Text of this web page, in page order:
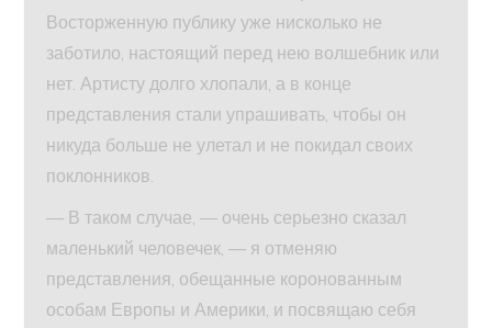
Восторженную публику уже нисколько не
заботило, настоящий перед нею волшебник или
нет. Артисту долго хлопали, а в конце
представления стали упрашивать, чтобы он
никуда больше не улетал и не покидал своих
поклонников.
— В таком случае, — очень серьезно сказал
маленький человечек, — я отменяю
представления, обещанные коронованным
особам Европы и Америки, и посвящаю себя